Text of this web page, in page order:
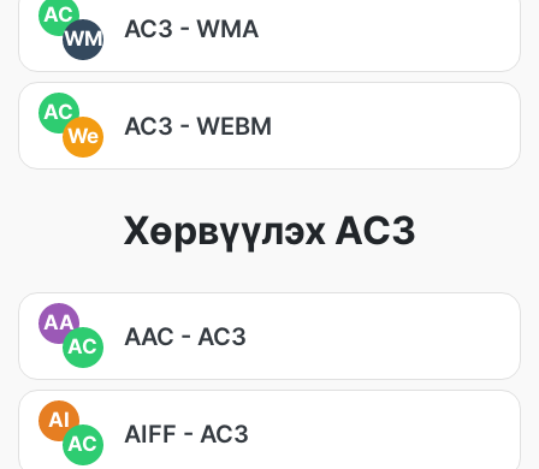
AC
WM
AC3 - WMA
AC
We
AC3 - WEBM
Хөрвүүлэх AC3
AA
AC
AAC - AC3
AI
AC
AIFF - AC3